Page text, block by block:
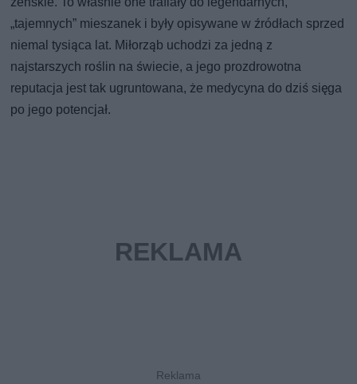
„tajemnych” mieszanek i były opisywane w źródłach sprzed
niemal tysiąca lat. Miłorząb uchodzi za jedną z
najstarszych roślin na świecie, a jego prozdrowotna
reputacja jest tak ugruntowana, że medycyna do dziś sięga
po jego potencjał.